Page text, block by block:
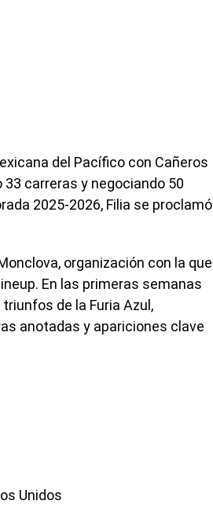
del Pacífico con Cañeros
carreras y negociando 50
2025-2026, Filia se proclamó
organización con la que
En las primeras semanas
de la Furia Azul,
anotadas y apariciones clave
Unidos